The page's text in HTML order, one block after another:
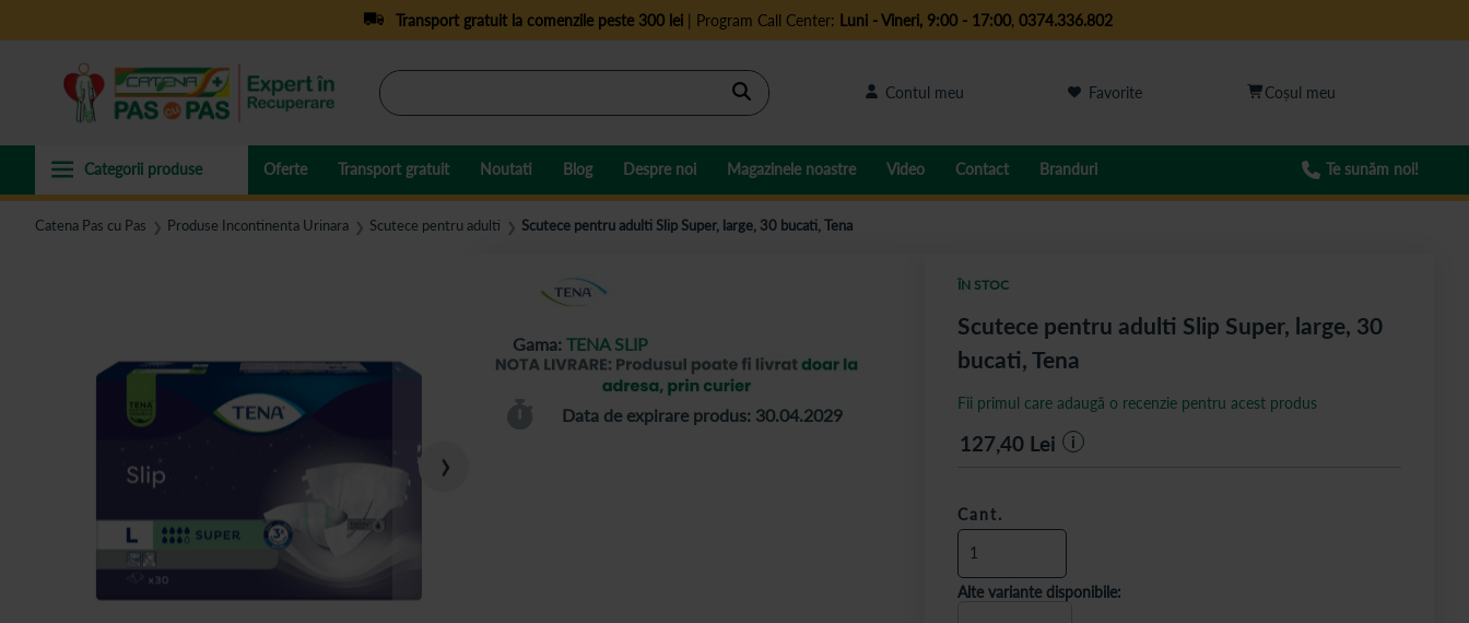
Transport gratuit la comenzile peste 300 lei| Program Call Center: Luni - Vineri, 9:00 - 17:00, 0374.336.802
Cautare Contul meu Favorite
Oferte Transport gratuit Noutati Blog Despre noi Magazinele noastre Video Contact Branduri Te sunăm noi!
Catena Pas cu Pas ❯ Produse Incontinenta Urinara ❯ Scutece pentru adulti ❯ Scutece pentru adulti Slip Super, large, 30 bucati, Tena
Gama: TENA SLIP
Data de expirare produs: 30.04.2029
Scutece pentru adulti Slip Super, large, 30
bucati, Tena
ÎN STOC
Fii primul care adaugă o recenzie pentru acest produs
127,40Lei i
Cant.
Alte variante disponibile: